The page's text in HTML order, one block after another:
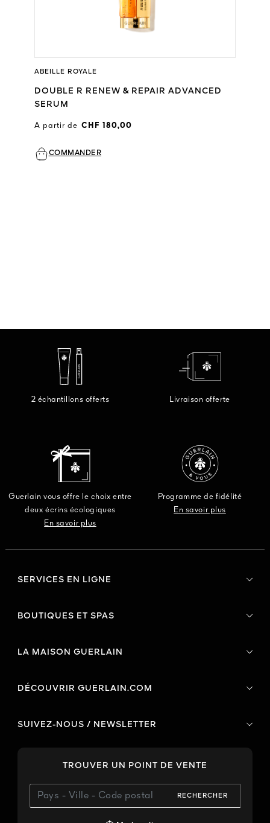
ABEILLE ROYALE
DOUBLE R RENEW & REPAIR ADVANCED
SERUM
A partir de CHF 180,00
COMMANDER
2 échantillons offerts Livraison offerte
Guerlain vous offre le choix entre
deux écrins écologiques
En savoir plus
Programme de fidélité
En savoir plus
SERVICES EN LIGNE
BOUTIQUES ET SPAS
LA MAISON GUERLAIN
DÉCOUVRIR GUERLAIN.COM
SUIVEZ-NOUS / NEWSLETTER
TROUVER UN POINT DE VENTE
RECHERCHER